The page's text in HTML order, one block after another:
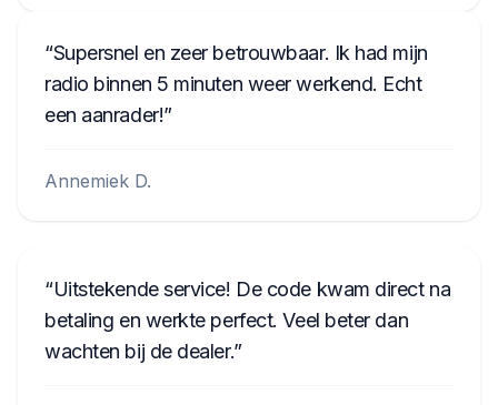
Supersnel en zeer betrouwbaar. Ik had mijn
radio binnen 5 minuten weer werkend. Echt
een aanrader!
Annemiek D.
Uitstekende service! De code kwam direct na
betaling en werkte perfect. Veel beter dan
wachten bij de dealer.